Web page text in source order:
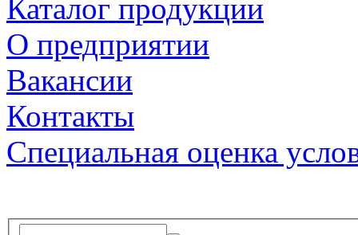
Каталог продукции
О предприятии
Вакансии
Контакты
Специальная оценка